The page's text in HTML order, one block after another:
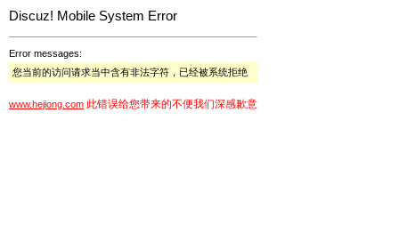
Discuz! Mobile System Error
Error messages:
您当前的访问请求当中含有非法字符，已经被系统拒绝
www.hejiong.com 此错误给您带来的不便我们深感歉意